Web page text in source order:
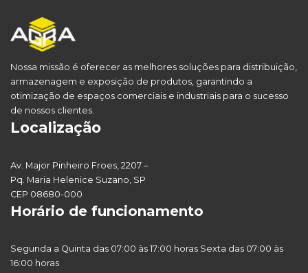
Nossa missão é oferecer as melhores soluções para distribuição,
armazenagem e exposição de produtos, garantindo a
otimização de espaços comerciais e industriais para o sucesso
de nossos clientes.
Localização
Av. Major Pinheiro Froes, 2207 –
Pq. Maria Helenice Suzano, SP
CEP 08680-000
Horário de funcionamento
Segunda a Quinta das 07:00 às 17:00 horas Sexta das 07:00 às
16:00 horas